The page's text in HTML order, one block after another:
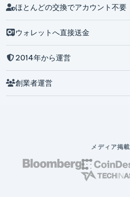
ほとんどの交換でアカウント不要
ウォレットへ直接送金
2014年から運営
創業者運営
メディア掲載